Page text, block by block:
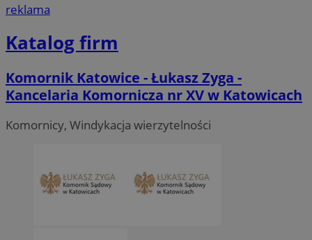
reklama
Katalog firm
Komornik Katowice - Łukasz Zyga -
Kancelaria Komornicza nr XV w Katowicach
Komornicy, Windykacja wierzytelności